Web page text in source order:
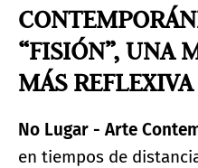
“FISIÓN”, UNA
MÁS REFLEXIVA
No Lugar - Arte
en tiempos de